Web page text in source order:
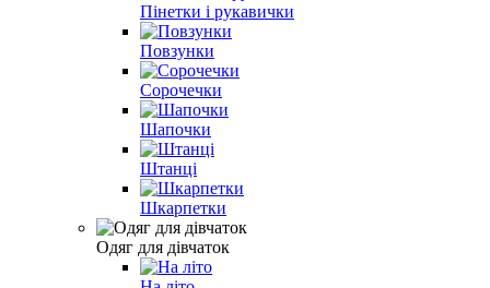
Пінетки і рукавички
Повзунки
Сорочечки
Шапочки
Штанці
Шкарпетки
Одяг для дівчаток